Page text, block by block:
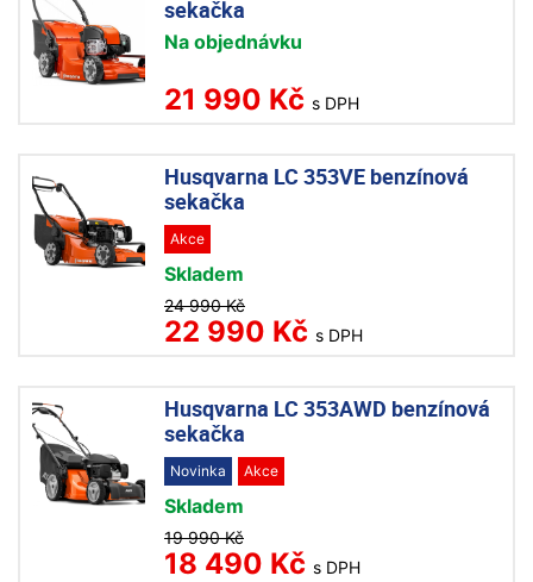
sekačka
Na objednávku
21 990 Kč s DPH
Husqvarna LC 353VE benzínová
sekačka
Akce
Skladem
24 990 Kč
22 990 Kč s DPH
Husqvarna LC 353AWD benzínová
sekačka
Novinka Akce
Skladem
19 990 Kč
18 490 Kč s DPH